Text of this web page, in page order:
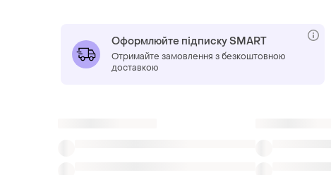
Оформлюйте підписку SMART
Отримайте замовлення з безкоштовною
доставкою